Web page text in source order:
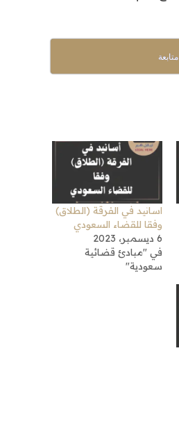
متابعة
اسانيد في الفرقة (الطلاق)
وفقا للقضاء السعودي
6 ديسمبر، 2023
في "مبادئ قضائية
سعودية"